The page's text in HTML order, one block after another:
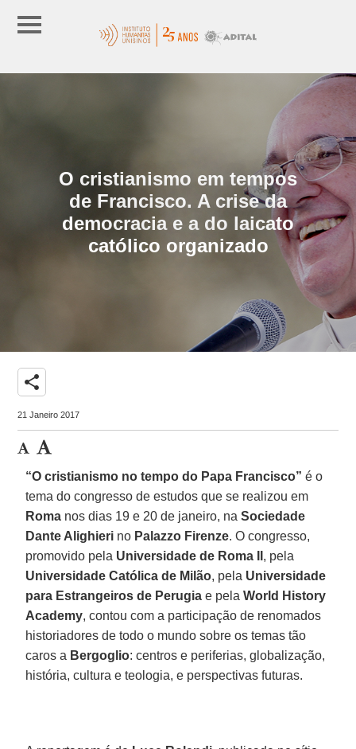
O cristianismo em tempos
de Francisco. A crise da
democracia e a do laicato
católico organizado
share
21 Janeiro 2017
“O cristianismo no tempo do Papa Francisco” é o
tema do congresso de estudos que se realizou em
Roma nos dias 19 e 20 de janeiro, naSociedade
Dante Alighieri no Palazzo Firenze. O congresso,
promovido pela Universidade de Roma II , pela
Universidade Católica de Milão, pela Universidade
para Estrangeiros de Perugia e pelaWorld History
Academy, contou com a participação de renomados
historiadores de todo o mundo sobre os temas tão
caros a Bergoglio: centros e periferias, globalização,
história, cultura e teologia, e perspectivas futuras.